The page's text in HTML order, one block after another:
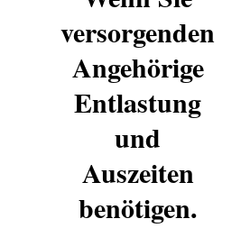
versorgenden
Angehörige
Entlastung
und
Auszeiten
benötigen.